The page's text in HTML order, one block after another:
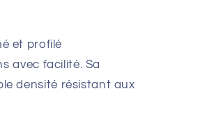
et profilé
avec facilité. Sa
densité résistant aux